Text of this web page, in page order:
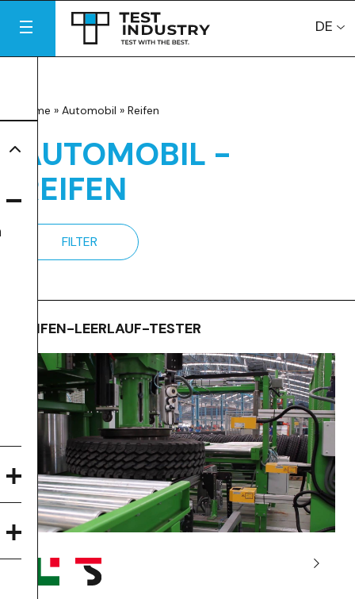
DE
Home » Automobil » Reifen
AUTOMOBIL -
REIFEN
FILTER
REIFEN-LEERLAUF-TESTER